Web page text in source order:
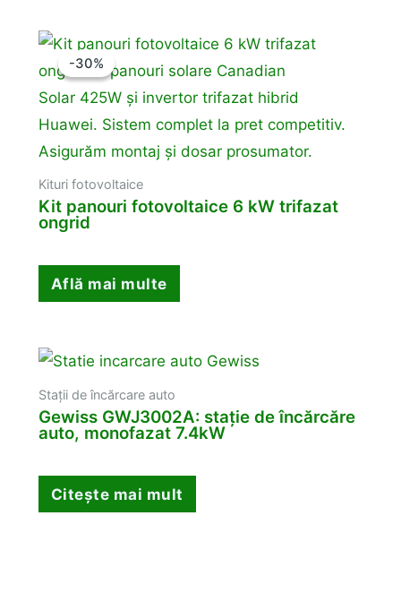
-30%
-30%
Kituri fotovoltaice
Kit panouri fotovoltaice 6 kW trifazat
ongrid
Află mai multe
Stații de încărcare auto
Gewiss GWJ3002A: stație de încărcăre
auto, monofazat 7.4kW
Citește mai mult